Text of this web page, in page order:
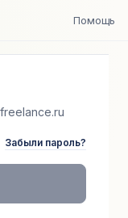
Помощь
Забыли пароль?